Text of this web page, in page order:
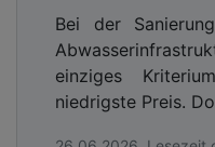
Bei der
einziges
niedrigste Preis.